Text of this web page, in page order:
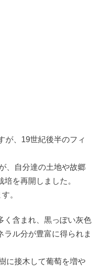
が、19世紀後半のフィ
、自分達の土地や故郷
を再開しました。
。
く含まれ、黒っぽい灰色
ル分が豊富に得られま
に接木して葡萄を増や